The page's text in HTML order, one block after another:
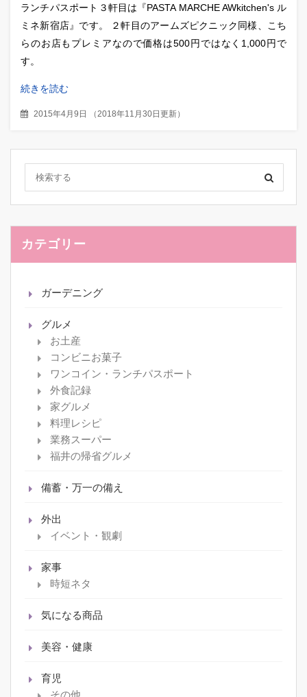
ランチパスポート３軒目は『PASTA MARCHE AWkitchen's ル
ミネ新宿店』です。 ２軒目のアームズピクニック同様、こち
らのお店もプレミアなので価格は500円ではなく1,000円で
す。
続きを読む
2015年4月9日 （2018年11月30日更新）
カテゴリー
ガーデニング
グルメ
お土産
コンビニお菓子
ワンコイン・ランチパスポート
外食記録
家グルメ
料理レシピ
業務スーパー
福井の帰省グルメ
備蓄・万一の備え
外出
イベント・観劇
家事
時短ネタ
気になる商品
美容・健康
育児
その他